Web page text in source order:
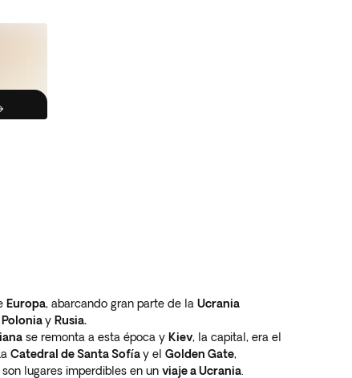
Europa, abarcando gran parte de la Ucrania
Poloniay Rusia.
se remonta a esta época y Kiev, la capital, era el
Catedral de Santa Sofíay el Golden Gate,
lugares imperdibles en un viaje a Ucrania